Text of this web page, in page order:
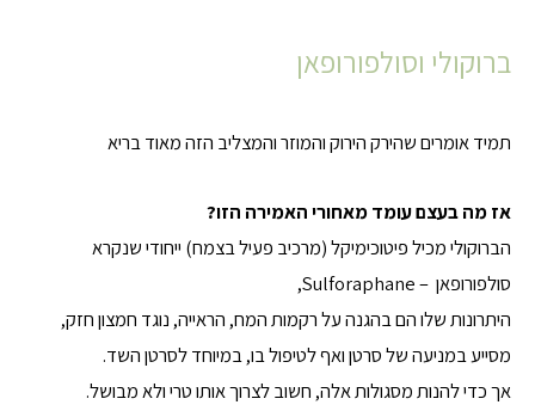
ברוקולי וסולפורופאן
תמיד אומרים שהירק הירוק והמוזר והמצליב הזה מאוד בריא
אז מה בעצם עומד מאחורי האמירה הזו?
הברוקולי מכיל פיטוכימיקל (מרכיב פעיל בצמח) ייחודי שנקרא
סולפורופאן – Sulforaphane,
היתרונות שלו הם בהגנה על רקמות המח, הראייה, נוגד חמצון חזק,
מסייע במניעה של סרטן ואף לטיפול בו, במיוחד לסרטן השד.
אך כדי להנות מסגולות אלה, חשוב לצרוך אותו טרי ולא מבושל.